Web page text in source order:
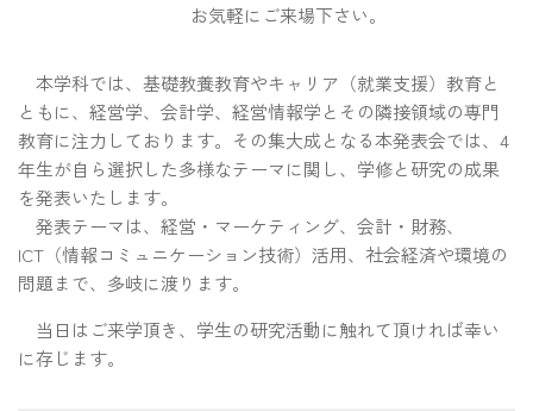
お気軽にご来場下さい。
本学科では、基礎教養教育やキャリア（就業支援）教育と
ともに、経営学、会計学、経営情報学とその隣接領域の専門
教育に注力しております。その集大成となる本発表会では、4
年生が自ら選択した多様なテーマに関し、学修と研究の成果
を発表いたします。
発表テーマは、経営・マーケティング、会計・財務、
ICT（情報コミュニケーション技術）活用、社会経済や環境の
問題まで、多岐に渡ります。
当日はご来学頂き、学生の研究活動に触れて頂ければ幸い
に存じます。